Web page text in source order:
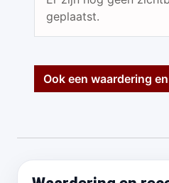
geplaatst.
Ook een waardering